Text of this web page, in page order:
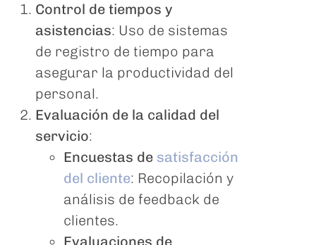
Control de tiempos y
asistencias: Uso de sistemas
de registro de tiempo para
asegurar la productividad del
personal.
Evaluación de la calidad del
servicio:
Encuestas de satisfacción
del cliente: Recopilación y
análisis de feedback de
clientes.